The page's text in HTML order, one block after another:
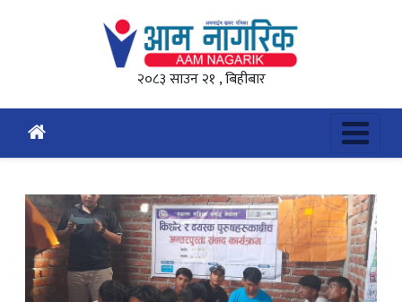
२०८३ साउन २१ , बिहीबार